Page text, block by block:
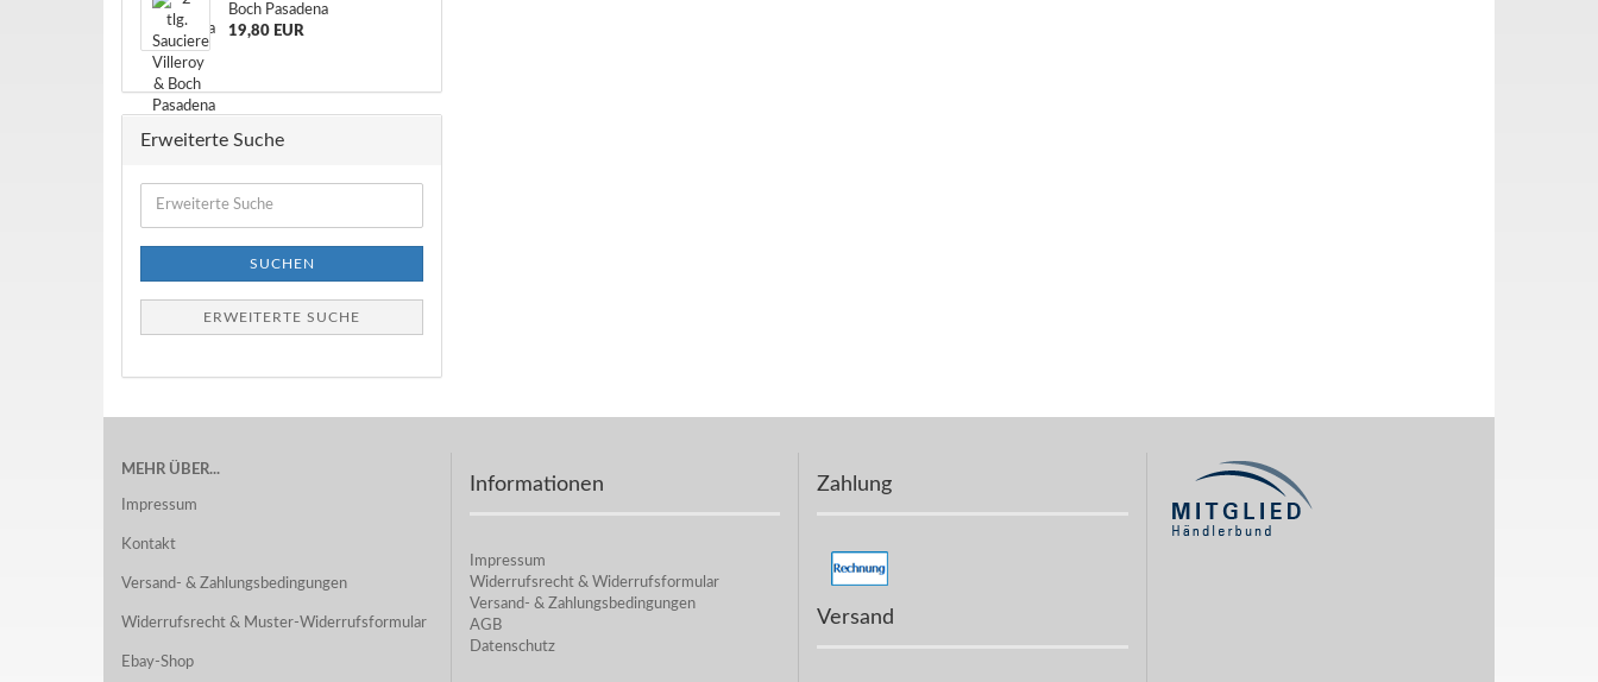
Boch Pasadena
19,80 EUR
Erweiterte Suche
Suche
SUCHEN
ERWEITERTE SUCHE
MEHR ÜBER...
Impressum
Kontakt
Versand- & Zahlungsbedingungen
Widerrufsrecht & Muster-Widerrufsformular
Ebay-Shop
Informationen
Impressum
Widerrufsrecht & Widerrufsformular
Versand- & Zahlungsbedingungen
AGB
Datenschutz
Zahlung
Versand